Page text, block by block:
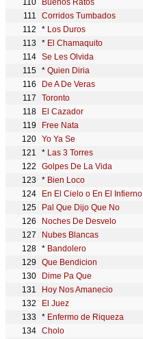
Buenos Ratos
Corridos Tumbados
* Los Duros
* El Chamaquito
Se Les Olvida
* Quien Diria
De A De Veras
Toronto
El Cazador
Free Nata
Yo Ya Se
* Las 3 Torres
Golpes De La Vida
* Bien Loco
En El Cielo o En El Infierno
Pal Que Dijo Que No
Noches De Desvelo
Nubes Blancas
* Bandolero
Que Bendicion
Dime Pa Que
Hoy Nos Amanecio
El Juez
* Enfermo de Riqueza
Cholo